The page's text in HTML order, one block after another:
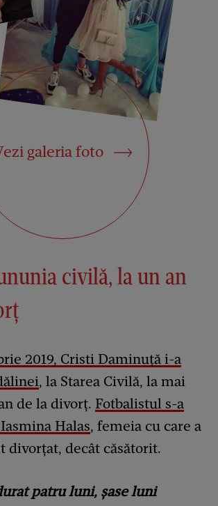
galeria foto
civilă, la un an
2019, Cristi Daminuță i-a
, la Starea Civilă, la mai
de la divorț. Fotbalistul s-a
Halas, femeia cu care a
divorțat, decât căsătorit.
patru luni, şase luni